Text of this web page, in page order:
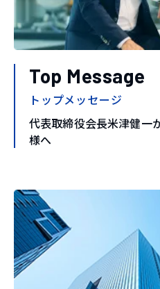
Top Message
トップメッセージ
代表取締役会長米津健一
様へ